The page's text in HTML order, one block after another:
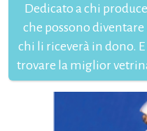
Dedicato a chi
che possono
chi li riceverà in dono.
trovare la miglior